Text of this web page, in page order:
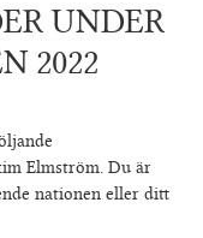
UNDER
2022
Elmström. Du är
nationen eller ditt